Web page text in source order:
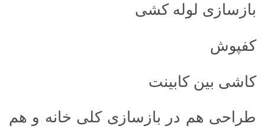
بازسازی لوله کشی
کفپوش
کاشی بین کابینت
طراحی هم در بازسازی کلی خانه و هم